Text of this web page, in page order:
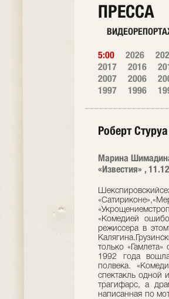
ПРЕССА
5:00 2026
2017
2016
2007
2006
1997
1996
Роберт
Марина
«Известия» ,
«Комедией
режиссера в
только
1992 года
полвека.
спектакль одной
трагифарс, а
написанная по